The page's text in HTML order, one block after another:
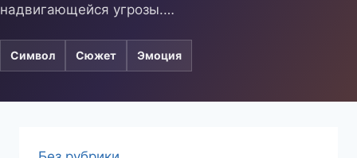
надвигающейся угрозы.…
Символ Сюжет Эмоция